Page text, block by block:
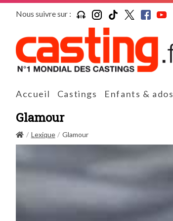
Nous suivre sur :
Accueil Castings Enfants & ados
Glamour
Lexique Glamour